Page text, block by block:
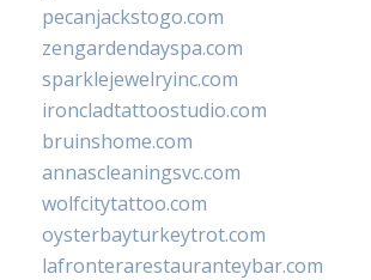
pecanjackstogo.com
zengardendayspa.com
sparklejewelryinc.com
ironcladtattoostudio.com
bruinshome.com
annascleaningsvc.com
wolfcitytattoo.com
oysterbayturkeytrot.com
lafronterarestauranteybar.com